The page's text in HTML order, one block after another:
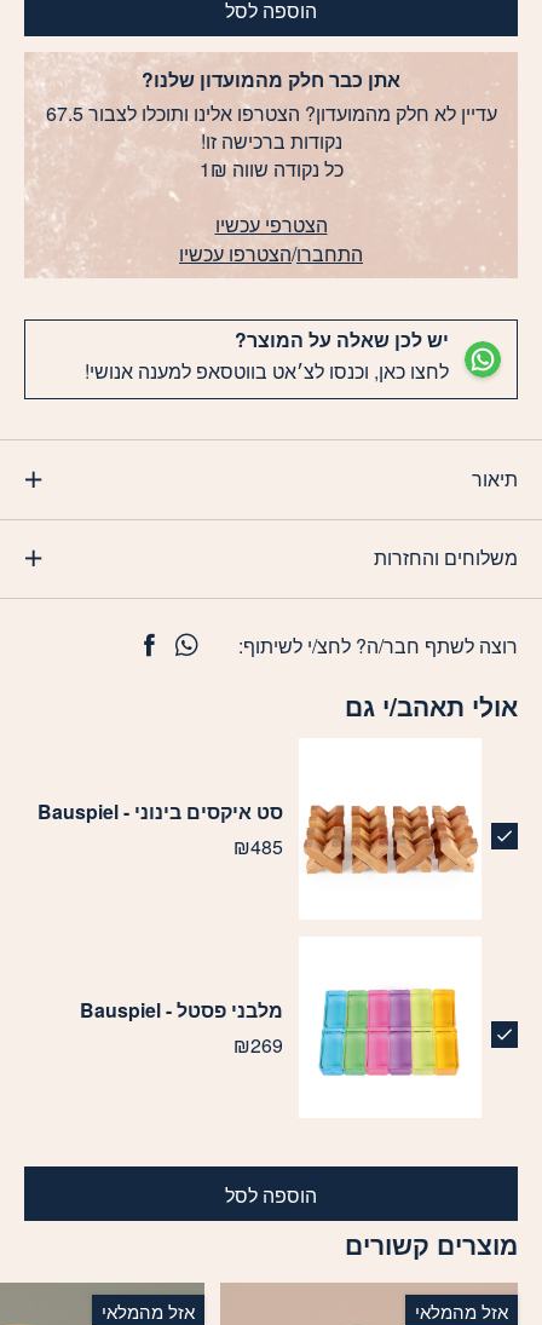
הוספה לסל
אתן כבר חלק מהמועדון שלנו?
עדיין לא חלק מהמועדון? הצטרפו אלינו ותוכלו לצבור 67.5
נקודות ברכישה זו!
כל נקודה שווה 1₪
הצטרפי עכשיו
התחברו/הצטרפו עכשיו
יש לכן שאלה על המוצר?
לחצו כאן, וכנסו לצ׳אט בווטסאפ למענה אנושי!
תיאור
משלוחים והחזרות
אולי תאהב/י גם
סט איקסים בינוני - Bauspiel
₪485
מלבני פסטל - Bauspiel
₪269
הוספה לסל
רוצה לשתף חבר/ה? לחצ/י לשיתוף:
מוצרים קשורים
אזל מהמלאי אזל מהמלאי